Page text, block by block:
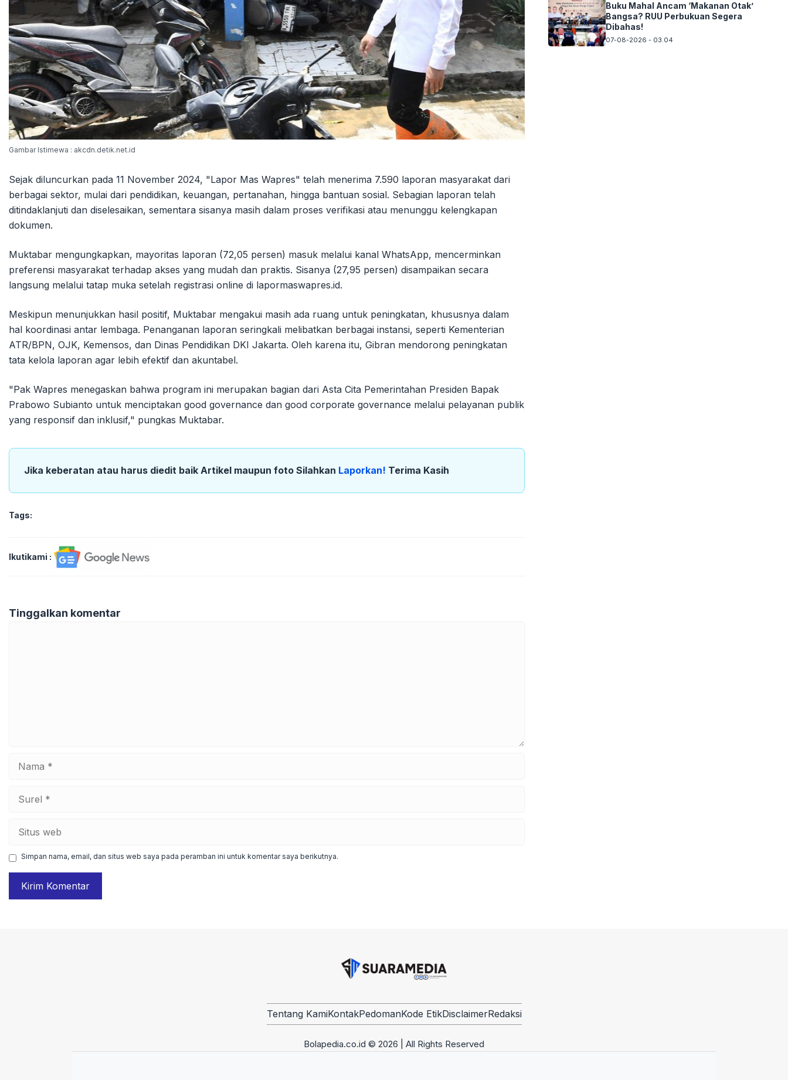
Gambar Istimewa : akcdn.detik.net.id
Sejak diluncurkan pada 11 November 2024, "Lapor Mas Wapres" telah menerima 7.590 laporan masyarakat dari
berbagai sektor, mulai dari pendidikan, keuangan, pertanahan, hingga bantuan sosial. Sebagian laporan telah
ditindaklanjuti dan diselesaikan, sementara sisanya masih dalam proses verifikasi atau menunggu kelengkapan
dokumen.
Muktabar mengungkapkan, mayoritas laporan (72,05 persen) masuk melalui kanal WhatsApp, mencerminkan
preferensi masyarakat terhadap akses yang mudah dan praktis. Sisanya (27,95 persen) disampaikan secara
langsung melalui tatap muka setelah registrasi online di lapormaswapres.id.
Meskipun menunjukkan hasil positif, Muktabar mengakui masih ada ruang untuk peningkatan, khususnya dalam
hal koordinasi antar lembaga. Penanganan laporan seringkali melibatkan berbagai instansi, seperti Kementerian
ATR/BPN, OJK, Kemensos, dan Dinas Pendidikan DKI Jakarta. Oleh karena itu, Gibran mendorong peningkatan
tata kelola laporan agar lebih efektif dan akuntabel.
"Pak Wapres menegaskan bahwa program ini merupakan bagian dari Asta Cita Pemerintahan Presiden Bapak
Prabowo Subianto untuk menciptakan good governance dan good corporate governance melalui pelayanan publik
yang responsif dan inklusif," pungkas Muktabar.
Jika keberatan atau harus diedit baik Artikel maupun foto Silahkan Laporkan! Terima Kasih
Tags:
Ikutikami :
Tinggalkan komentar
web
Simpan nama, email, dan situs web saya pada peramban ini untuk komentar saya berikutnya.
Buku Mahal Ancam ‘Makanan Otak’
Bangsa? RUU Perbukuan Segera
Dibahas!
07-08-2026 - 03.04
Tentang KamiKontakPedomanKode EtikDisclaimerRedaksi
Bolapedia.co.id © 2026 | All Rights Reserved